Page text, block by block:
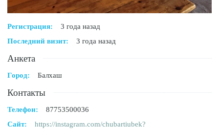
Регистрация:
3 года назад
Последний визит:
3 года назад
Анкета
Город: Балхаш
Контакты
Телефон:
87753500036
Сайт:
https://instagram.com/chubartiubek?